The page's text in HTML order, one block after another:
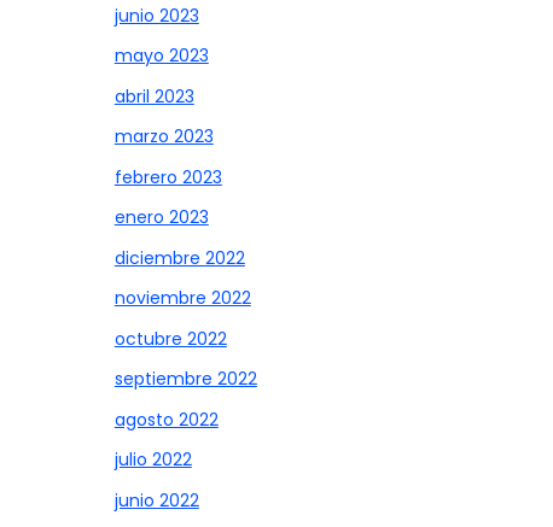
junio 2023
mayo 2023
abril 2023
marzo 2023
febrero 2023
enero 2023
diciembre 2022
noviembre 2022
octubre 2022
septiembre 2022
agosto 2022
julio 2022
junio 2022